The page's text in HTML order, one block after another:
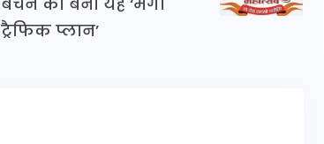
ट्रैफिक प्लान’
20 जनवरी 2026